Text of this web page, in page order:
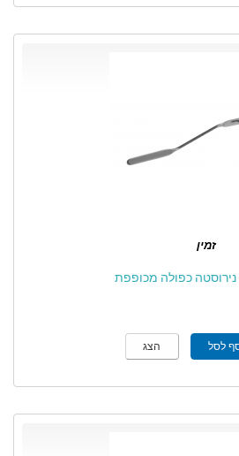
זמין
כפולה מכופפת
לסל הצג